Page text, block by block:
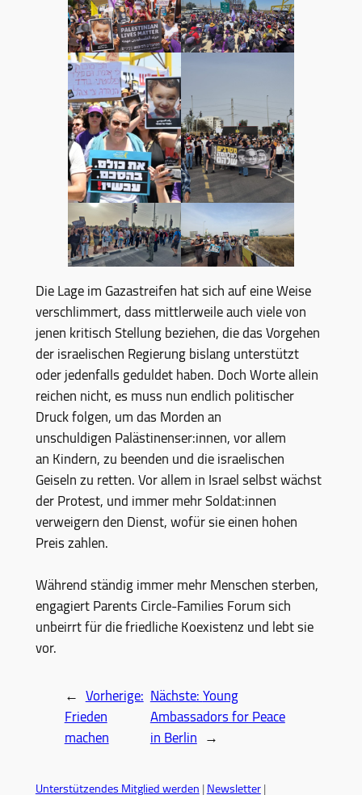
Die Lage im Gazastreifen hat sich auf eine Weise
verschlimmert, dass mittlerweile auch viele von
jenen kritisch Stellung beziehen, die das Vorgehen
der israelischen Regierung bislang unterstützt
oder jedenfalls geduldet haben. Doch Worte allein
reichen nicht, es muss nun endlich politischer
Druck folgen, um das Morden an
unschuldigen Palästinenser:innen, vor allem
an Kindern, zu beenden und die israelischen
Geiseln zu retten. Vor allem in Israel selbst wächst
der Protest, und immer mehr Soldat:innen
verweigern den Dienst, wofür sie einen hohen
Preis zahlen.
Während ständig immer mehr Menschen sterben,
engagiert Parents Circle-Families Forum sich
unbeirrt für die friedliche Koexistenz und lebt sie
vor.
← Vorherige:
Frieden
machen
Nächste:Young
Ambassadors for Peace
in Berlin →
Unterstützendes Mitglied werden|Newsletter|